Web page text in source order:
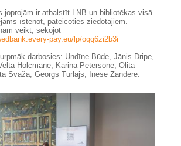
joprojām ir atbalstīt LNB un bibliotēkas visā
īstenot, pateicoties ziedotājiem.
veikt, sekojot
pay.eu/lp/oqq6zi2b3i
darbosies: Undīne Būde, Jānis Dripe,
Holcmane, Karina Pētersone, Olita
Svaža, Georgs Turlajs, Inese Zandere.